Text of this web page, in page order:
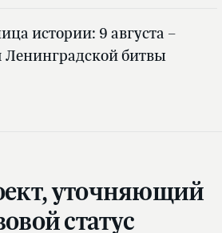
истории: 9 августа –
битвы
уточняющий
статус